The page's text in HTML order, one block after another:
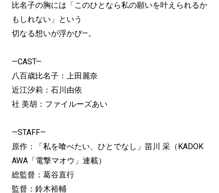
比名子の胸には「このひとなら私の願いを叶えられるか
もしれない」という
切なる想いが浮かび—。
—CAST—
八百歳比名子：上田麗奈
近江汐莉：石川由依
社 美胡：ファイルーズあい
—STAFF—
原作：「私を喰べたい、ひとでなし」苗川 采（KADOK
AWA「電撃マオウ」連載）
総監督：葛谷直行
監督：鈴木裕輔